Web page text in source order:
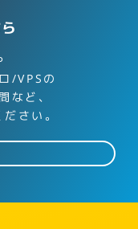
/VPSの
など、
さい。